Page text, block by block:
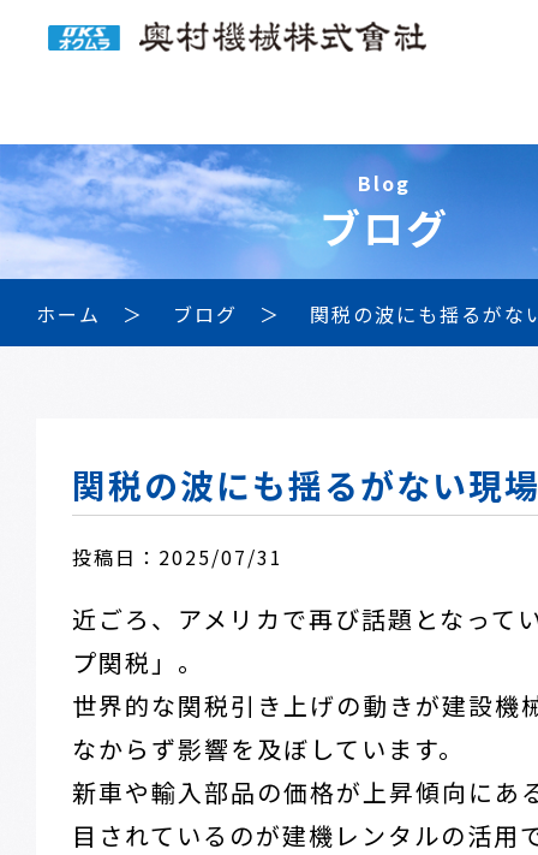
Blog
ブログ
ホーム ブログ 関税の波にも揺るがな
関税の波にも揺るがない現
投稿日：2025/07/31
近ごろ、アメリカで再び話題となって
プ関税」。
世界的な関税引き上げの動きが建設機
なからず影響を及ぼしています。
新車や輸入部品の価格が上昇傾向にあ
目されているのが建機レンタルの活用